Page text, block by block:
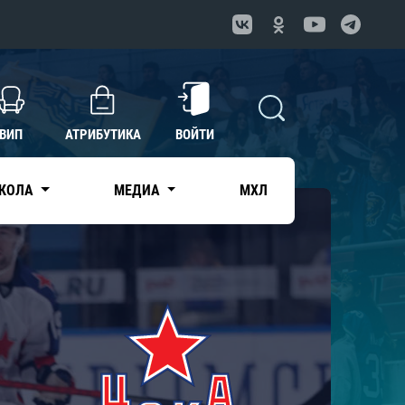
ВИП АТРИБУТИКА ВОЙТИ
МЕДИА МХЛ